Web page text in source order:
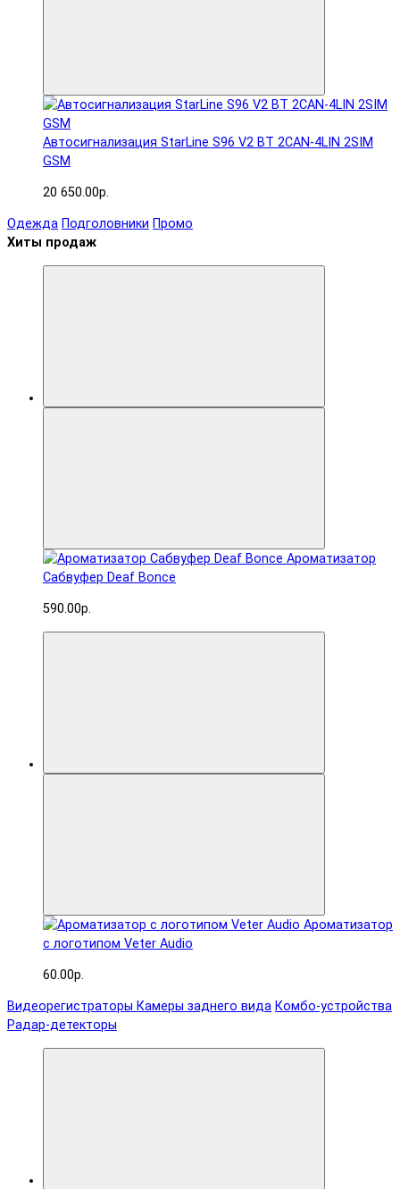
Автосигнализация StarLine S96 V2 BT 2CAN-4LIN 2SIM
GSM
20 650.00р.
Одежда Подголовники Промо
Хиты продаж
Ароматизатор
Сабвуфер Deaf Bonce
590.00р.
Ароматизатор
с логотипом Veter Audio
60.00р.
Видеорегистраторы Камеры заднего вида Комбо-устройства
Радар-детекторы